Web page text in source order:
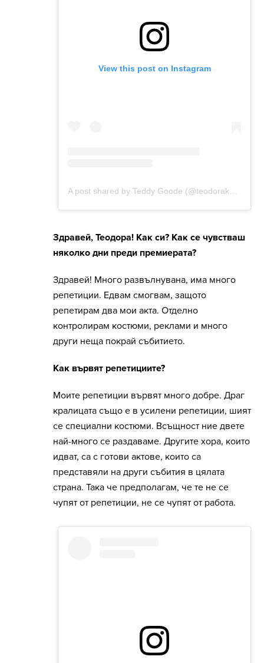
Здравей, Теодора! Как си? Как се чувстваш
няколко дни преди премиерата?
Здравей! Много развълнувана, има много
репетиции. Едвам смогвам, защото
репетирам два мои акта. Отделно
контролирам костюми, реклами и много
други неща покрай събитието.
Как вървят репетициите?
Моите репетиции вървят много добре. Драг
кралицата също е в усилени репетиции, шият
се специални костюми. Всъщност ние двете
най-много се раздаваме. Другите хора, които
идват, са с готови актове, които са
представяли на други събития в цялата
страна. Така че предполагам, че те не се
чупят от репетиции, не се чупят от работа.